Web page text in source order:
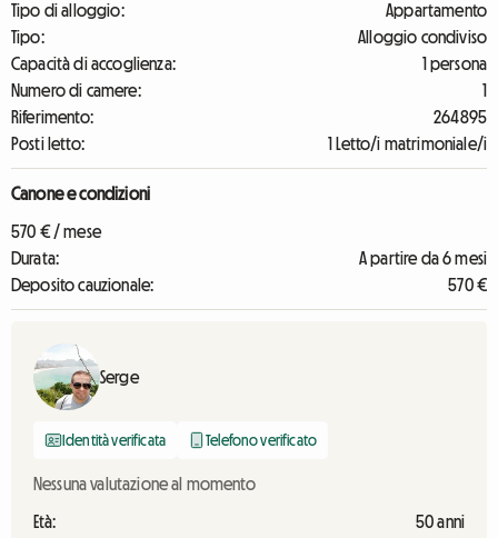
Tipo di alloggio:
Appartamento
Tipo:
Alloggio condiviso
Capacità di accoglienza:
1 persona
Numero di camere:
1
Riferimento:
264895
Posti letto:
1 Letto/i matrimoniale/i
Canone e condizioni
570 € / mese
Durata:
A partire da 6 mesi
Deposito cauzionale:
570 €
Serge
Identità verificata Telefono verificato
Nessuna valutazione al momento
Età:
50 anni